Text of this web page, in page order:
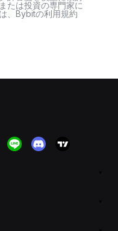
たは投資の専門家に
、Bybitの利用規約